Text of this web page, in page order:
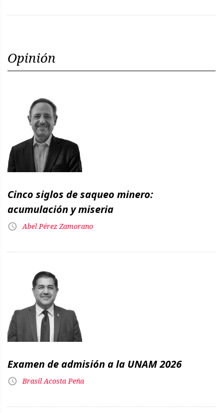
Opinión
Cinco siglos de saqueo minero:
acumulación y miseria
Abel Pérez Zamorano
Examen de admisión a la UNAM 2026
Brasil Acosta Peña